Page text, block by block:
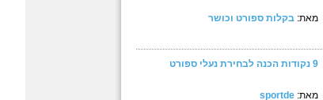
מאת: בקלות ספורט וכושר
9 נקודות הכנה לבחירת נעלי ספורט
מאת: sportde